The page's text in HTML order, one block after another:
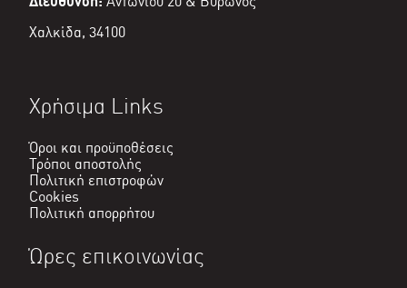
Χαλκίδα, 34100
Χρήσιμα Links
Όροι και προϋποθέσεις
Τρόποι αποστολής
Πολιτική επιστροφών
Cookies
Πολιτική απορρήτου
Ώρες επικοινωνίας